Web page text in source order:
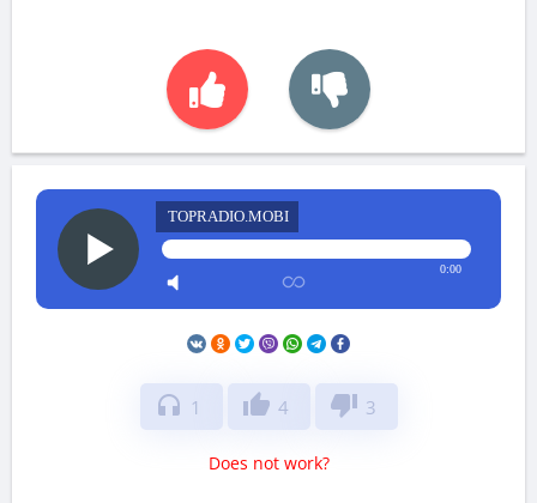
TOPRADIO.MOBI
0:00
headphones 1 thumb_up 4 thumb_down 3
Does not work?